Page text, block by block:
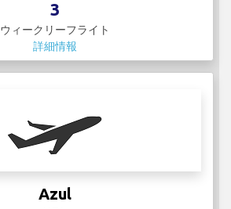
3
ウィークリーフライト
詳細情報
Azul